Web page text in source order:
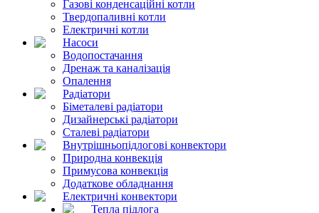
Газові конденсаційні котли
Твердопаливні котли
Електричні котли
Насоси
Водопостачання
Дренаж та каналізація
Опалення
Радіатори
Біметалеві радіатори
Дизайнерські радіатори
Сталеві радіатори
Внутрішньопідлогові конвектори
Природна конвекція
Примусова конвекція
Додаткове обладнання
Електричні конвектори
Тепла підлога